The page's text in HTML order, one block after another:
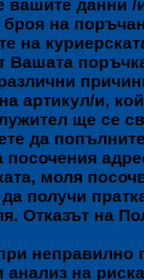
вашите данни
на
на
Вашата
артикул/и,
ще се
да
посочения
моля
получи
Отказът на
анализ на